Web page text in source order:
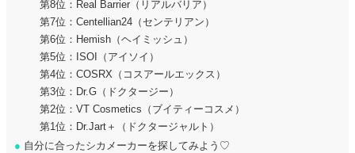
第8位：Real Barrier（リアルバリア）
第7位：Centellian24（センテリアン）
第6位：Hemish（ヘイミッシュ）
第5位：ISOI（アイソイ）
第4位：COSRX（コスアールエックス）
第3位：Dr.G（ドクタージー）
第2位：VT Cosmetics（ブイティーコスメ）
第1位：Dr.Jart＋（ドクタージャルト）
● 自分に合ったシカメーカーを探してみよう♡